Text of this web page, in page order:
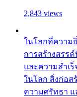
2,843 views
ในโลกที่ความ
การสร้างสรร
และความสำเ
ในโลก สิ่งก่อส
ความศรัทธา